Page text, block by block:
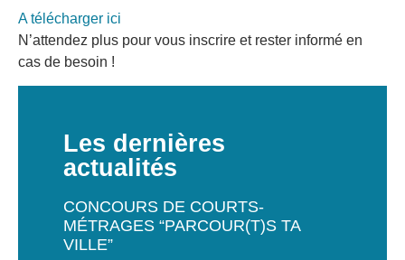
A télécharger ici
N’attendez plus pour vous inscrire et rester informé en
cas de besoin !
Les dernières
actualités
CONCOURS DE COURTS-
MÉTRAGES “PARCOUR(T)S TA
VILLE”